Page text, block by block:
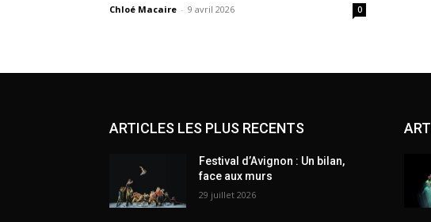
Chloé Macaire - 9 avril 2026 0
ARTICLES LES PLUS RECENTS
Festival d’Avignon : Un bilan,
face aux murs
29 juillet 2026